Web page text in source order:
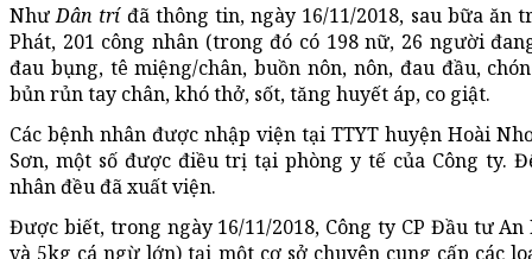
NhưDân tríđã thông tin, ngày 16/11/2018, sau bữa ăn
Phát, 201 công nhân (trong đó có 198 nữ, 26 người
đau bụng, tê miệng/chân, buồn nôn, nôn, đau đầu,
bủn rủn tay chân, khó thở, sốt, tăng huyết áp, co giật.
Các bệnh nhân được nhập viện tại TTYT huyện Hoài
Sơn, một số được điều trị tại phòng y tế của Công ty.
nhân đều đã xuất viện.
Được biết, trong ngày 16/11/2018, Công ty CP Đầu tư
và 5kg cá ngừ lớn) tại một cơ sở chuyên cung cấp các